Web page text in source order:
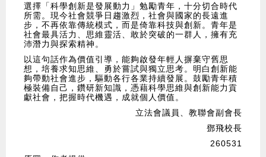
選擇「科學創新是發展動力」勉勵青年，十分切合時代
所需。現今社會競爭日趨激烈，社會與國家的長遠進
步，不再依靠傳統模式，而是倚靠科技與創新。青年是
社會最具活力、思維靈活、敢於突破的一群人，擁有充
沛潛力與探索精神。
以這句話作為價值引導，能夠啟發年輕人摒棄守舊思
想，培養求知思維、勇於嘗試與獨立思考。明白創新能
夠帶動社會進步，驅動各行各業持續發展。鼓勵青年積
極裝備自己，鑽研新知識，憑藉科學思維與創新能力貢
獻社會，把握時代機遇，成就個人價值。
立法會議員、教聯會副會長
鄧飛校長
260531